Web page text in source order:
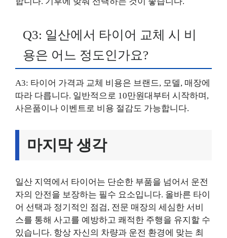
Q3: 일산에서 타이어 교체 시 비
용은 어느 정도인가요?
A3: 타이어 가격과 교체 비용은 브랜드, 모델, 매장에
따라 다릅니다. 일반적으로 10만원대부터 시작하며,
사은품이나 이벤트로 비용 절감도 가능합니다.
마지막 생각
일산 지역에서 타이어는 단순한 부품을 넘어서 운전
자의 안전을 보장하는 필수 요소입니다. 올바른 타이
어 선택과 정기적인 점검, 전문 매장의 세심한 서비
스를 통해 사고를 예방하고 쾌적한 주행을 유지할 수
있습니다. 항상 자신의 차량과 운전 환경에 맞는 최